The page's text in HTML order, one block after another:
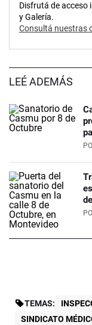
Disfrutá de acceso
y Galería.
Consultá nuestras
LEÉ ADEMÁS
TEMAS:
SINDICATO